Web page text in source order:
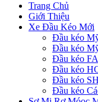
Trang Chủ
Giới Thiệu
Xe Đầu Kéo Mới
Đầu kéo
Đầu kéo
Đầu kéo
Đầu kéo
Đầu kéo
Đầu kéo